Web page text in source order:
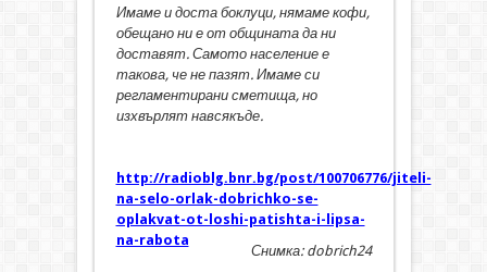
Имаме и доста боклуци, нямаме кофи,
обещано ни е от общината да ни
доставят. Самото население е
такова, че не пазят. Имаме си
регламентирани сметища, но
изхвърлят навсякъде.
http://radioblg.bnr.bg/post/100706776/jiteli-
na-selo-orlak-dobrichko-se-
oplakvat-ot-loshi-patishta-i-lipsa-
na-rabota
Снимка: dobrich24